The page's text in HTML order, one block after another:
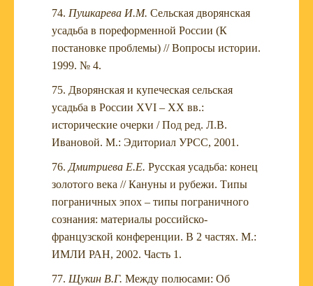
Пушкарева И.М. Сельская дворянская
усадьба в пореформенной России (К
постановке проблемы) // Вопросы истории.
1999. № 4.
Дворянская и купеческая сельская
усадьба в России XVI – XX вв.:
исторические очерки / Под ред. Л.В.
Ивановой. М.: Эдиториал УРСС, 2001.
Дмитриева Е.Е. Русская усадьба: конец
золотого века // Кануны и рубежи. Типы
пограничных эпох – типы пограничного
сознания: материалы российско-
французской конференции. В 2 частях. М.:
ИМЛИ РАН, 2002. Часть 1.
Щукин В.Г. Между полюсами: Об